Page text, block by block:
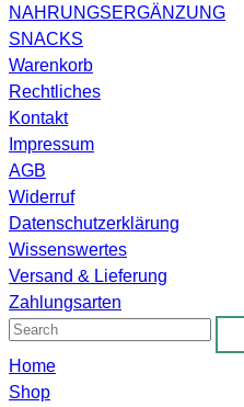
NAHRUNGSERGÄNZUNG
SNACKS
Warenkorb
Rechtliches
Kontakt
Impressum
AGB
Widerruf
Datenschutzerklärung
Wissenswertes
Versand & Lieferung
Zahlungsarten
Home
Shop